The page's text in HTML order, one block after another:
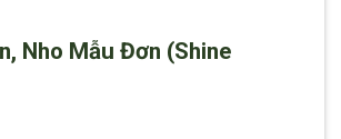
Nho Mẫu Đơn (Shine